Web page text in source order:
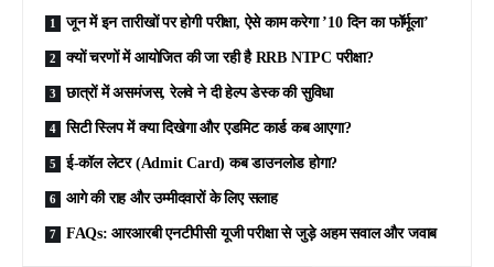
जून में इन तारीखों पर होगी परीक्षा, ऐसे काम करेगा ’10 दिन का फॉर्मूला’
क्यों चरणों में आयोजित की जा रही है RRB NTPC परीक्षा?
छात्रों में असमंजस, रेलवे ने दी हेल्प डेस्क की सुविधा
सिटी स्लिप में क्या दिखेगा और एडमिट कार्ड कब आएगा?
ई-कॉल लेटर (Admit Card) कब डाउनलोड होगा?
आगे की राह और उम्मीदवारों के लिए सलाह
FAQs: आरआरबी एनटीपीसी यूजी परीक्षा से जुड़े अहम सवाल और जवाब